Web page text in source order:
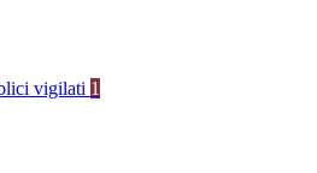
vigilati 1